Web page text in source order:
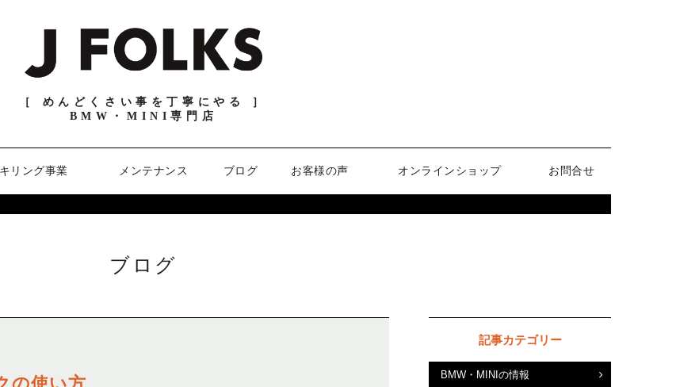
［ めんどくさい事を丁寧にやる ］
BMW・MINI専門店
リング事業 メンテナンス ブログ お客様の声 オンラインショップ お問合せ
ブログ
記事カテゴリー
BMW・MINIの情報